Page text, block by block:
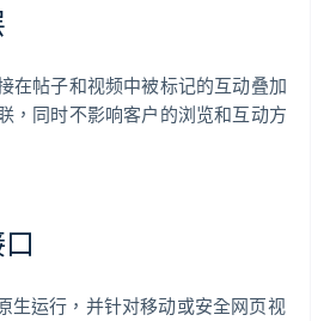
在帖子和视频中被标记的互动叠加
，同时不影响客户的浏览和互动方
生运行，并针对移动或安全网页视